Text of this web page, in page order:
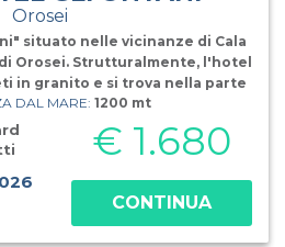
Orosei
situato nelle vicinanze di Cala
Orosei. Strutturalmente, l'hotel
in granito e si trova nella parte
che si sviluppa su un'area di
Ontani offre ai suoi ospit
DAL MARE: 1200 mt
€ 1.680
CONTINUA